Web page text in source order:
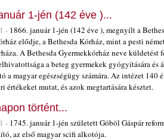
1-jén (142 éve )...
- 1866. január 1-jén (142 éve ), megnyílt a
elődje, a Bethesda Kórház, mint a pesti
A Bethesda Gyermekkórház neve küldetést
a beteg gyermekek gyógyítására és
a magyar egészségügy számára. Az intézet 140
értékeket mutat, és azok megtartására késztet.
történt...
- 1745. január 1-jén született Göböl Gáspár
az első magyar scifi alkotója.